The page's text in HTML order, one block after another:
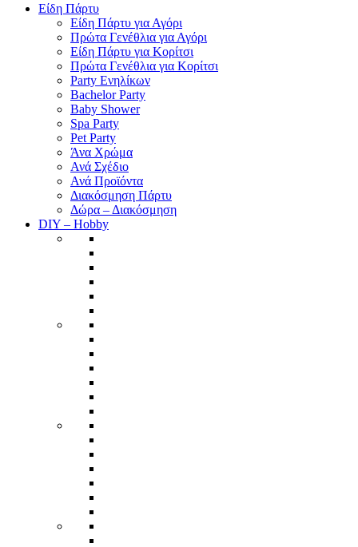
Είδη Πάρτυ
Είδη Πάρτυ για Αγόρι
Πρώτα Γενέθλια για Αγόρι
Είδη Πάρτυ για Κορίτσι
Πρώτα Γενέθλια για Κορίτσι
Party Ενηλίκων
Bachelor Party
Baby Shower
Spa Party
Pet Party
Άνα Χρώμα
Ανά Σχέδιο
Ανά Προϊόντα
Διακόσμηση Πάρτυ
Δώρα – Διακόσμηση
DIY – Hobby